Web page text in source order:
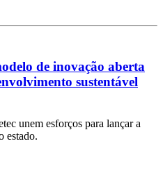
de inovação aberta
sustentável
unem esforços para lançar a
estado.